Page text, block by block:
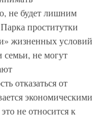
не будет лишним
проститутки
жизненных условий
не могут
отказаться от
экономическими
не относится к